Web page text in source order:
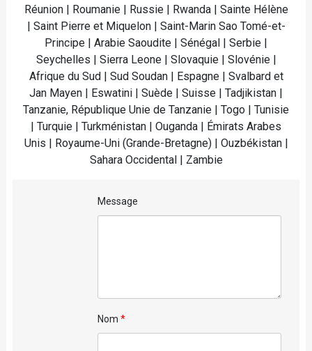
Réunion | Roumanie | Russie | Rwanda | Sainte Hélène
| Saint Pierre et Miquelon | Saint-Marin Sao Tomé-et-
Principe | Arabie Saoudite | Sénégal | Serbie |
Seychelles | Sierra Leone | Slovaquie | Slovénie |
Afrique du Sud | Sud Soudan | Espagne | Svalbard et
Jan Mayen | Eswatini | Suède | Suisse | Tadjikistan |
Tanzanie, République Unie de Tanzanie | Togo | Tunisie
| Turquie | Turkménistan | Ouganda | Émirats Arabes
Unis | Royaume-Uni (Grande-Bretagne) | Ouzbékistan |
Sahara Occidental | Zambie
Message
Nom